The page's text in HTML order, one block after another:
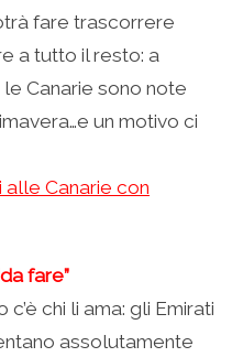
fare trascorrere
a tutto il resto: a
Canarie sono note
un motivo ci
alle Canarie con
fare”
chi li ama: gli Emirati
assolutamente